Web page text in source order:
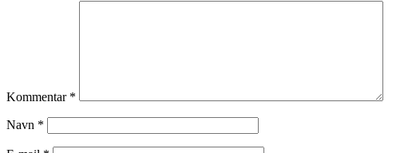
Kommentar *
Navn *